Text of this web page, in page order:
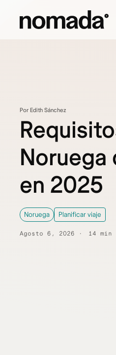
Por Edith Sánchez
Noruega
en 2025
Noruega Planificar viaje
Agosto 6, 2026 14 min